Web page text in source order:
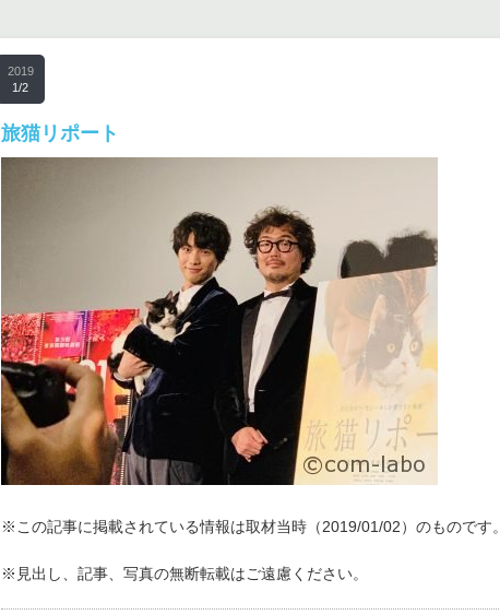
2019
1/2
旅猫リポート
※この記事に掲載されている情報は取材当時（2019/01/02）のものです。
※見出し、記事、写真の無断転載はご遠慮ください。